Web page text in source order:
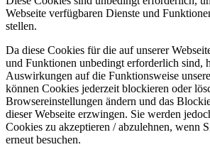
Webseite verfügbaren Dienste und
stellen.
Da diese Cookies für die auf unserer
und Funktionen unbedingt erforderlich sind,
Auswirkungen auf die Funktionsweise
können Cookies jederzeit blockieren oder
Browsereinstellungen ändern und das
dieser Webseite erzwingen. Sie werden
Cookies zu akzeptieren / abzulehnen, wenn
erneut besuchen.